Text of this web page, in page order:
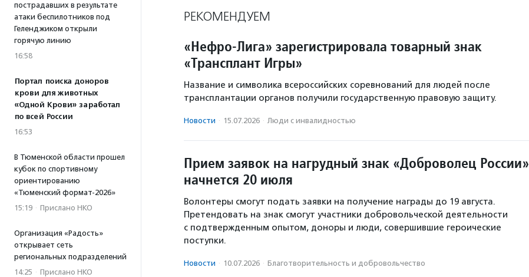
пострадавших в результате
атаки беспилотников под
Геленджиком открыли
горячую линию
16:58
Портал поиска доноров
крови для животных
«Одной Крови» заработал
по всей России
16:53
В Тюменской области прошел
кубок по спортивному
ориентированию
«Тюменский формат-2026»
15:19 · Прислано НКО
Организация «Радость»
открывает сеть
региональных подразделений
14:25 · Прислано НКО
РЕКОМЕНДУЕМ
«Нефро-Лига» зарегистрировала товарный знак
«Трансплант Игры»
Название и символика всероссийских соревнований для людей после
трансплантации органов получили государственную правовую защиту.
Новости · 15.07.2026 · Люди с инвалидностью
Прием заявок на нагрудный знак «Доброволец России»
начнется 20 июля
Волонтеры смогут подать заявки на получение награды до 19 августа.
Претендовать на знак смогут участники добровольческой деятельности
с подтвержденным опытом, доноры и люди, совершившие героические
поступки.
Новости · 10.07.2026 · Благотвори­тель­ность и доброволь­чест­во